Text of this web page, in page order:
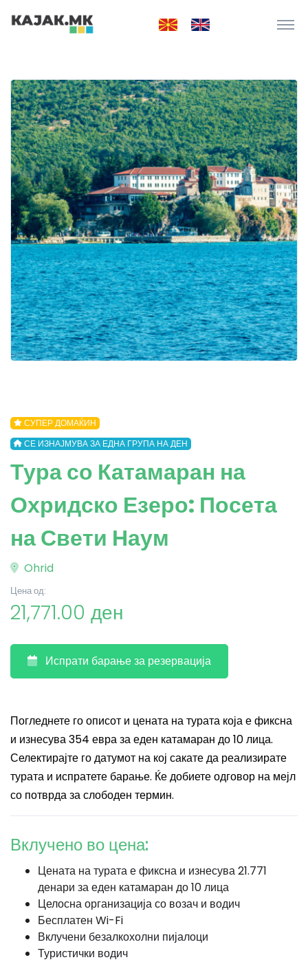
СУПЕР ДОМАЌИН
СЕ ИЗНАЈМУВА ЗА ЕДНА ГРУПА НА ДЕН
Тура со Катамаран на
Охридско Езеро: Посета
на Свети Наум
Ohrid
Цена од:
21,771.00 ден
Испрати барање за резервација
Погледнете го описот и цената на турата која е фиксна
и изнесува 354 евра за еден катамаран до 10 лица.
Селектирајте го датумот на кој сакате да реализирате
турата и испратете барање. Ќе добиете одговор на мејл
со потврда за слободен термин.
Вклучено во цена:
Цената на турата е фиксна и изнесува 21.771
денари за еден катамаран до 10 лица
Целосна организација со возач и водич
Бесплатен Wi-Fi
Вклучени безалкохолни пијалоци
Туристички водич